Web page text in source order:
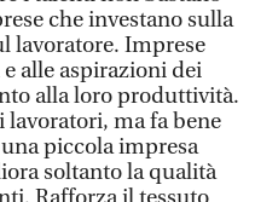
che investano sulla
lavoratore. Imprese
alle aspirazioni dei
alla loro produttività.
lavoratori, ma fa bene
piccola impresa
soltanto la qualità